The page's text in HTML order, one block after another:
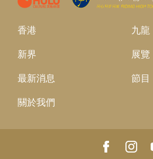
香港 九龍
新界 展覽
最新消息 節目
關於我們